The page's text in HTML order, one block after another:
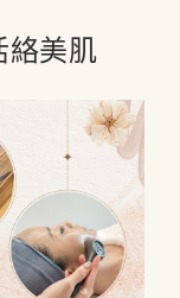
絡美肌